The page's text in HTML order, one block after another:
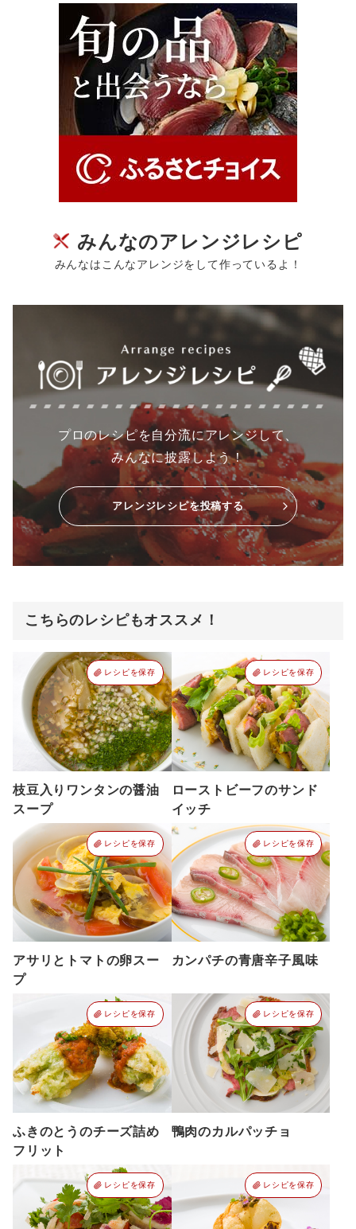
みんなのアレンジレシピ
みんなはこんなアレンジをして作っているよ！
プロのレシピを自分流にアレンジして、
みんなに披露しよう！
アレンジレシピを投稿する
こちらのレシピもオススメ！
レシピを保存
枝豆入りワンタンの醤油
スープ
レシピを保存
ローストビーフのサンド
イッチ
レシピを保存
アサリとトマトの卵スー
プ
レシピを保存
カンパチの青唐辛子風味
レシピを保存
ふきのとうのチーズ詰め
フリット
レシピを保存
鴨肉のカルパッチョ
レシピを保存 レシピを保存